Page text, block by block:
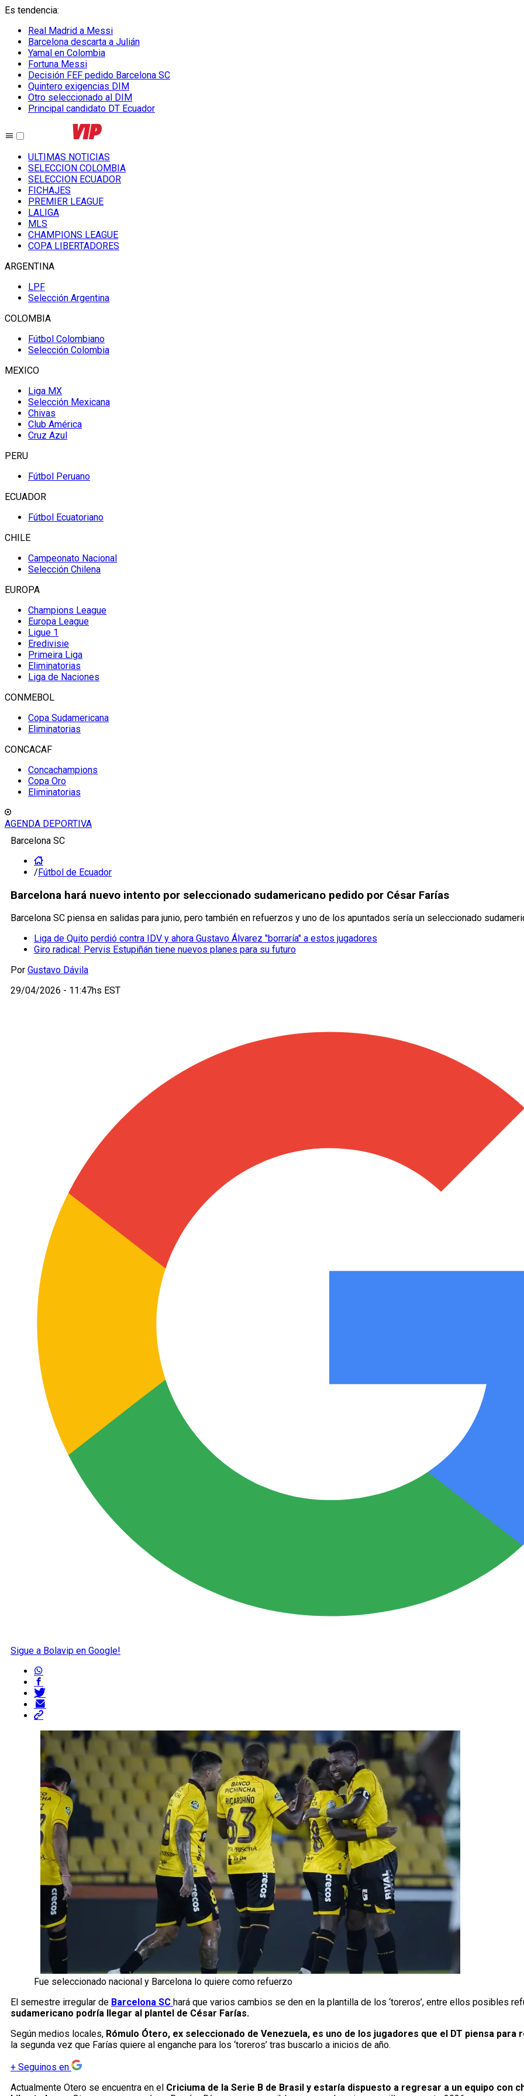
Es tendencia:
Real Madrid a Messi
Barcelona descarta a Julián
Yamal en Colombia
Fortuna Messi
Decisión FEF pedido Barcelona SC
Quintero exigencias DIM
Otro seleccionado al DIM
Principal candidato DT Ecuador
ULTIMAS NOTICIAS
SELECCION COLOMBIA
SELECCION ECUADOR
FICHAJES
PREMIER LEAGUE
LALIGA
MLS
CHAMPIONS LEAGUE
COPA LIBERTADORES
ARGENTINA
LPF
Selección Argentina
COLOMBIA
Fútbol Colombiano
Selección Colombia
MEXICO
Liga MX
Selección Mexicana
Chivas
Club América
Cruz Azul
PERU
Fútbol Peruano
ECUADOR
Fútbol Ecuatoriano
CHILE
Campeonato Nacional
Selección Chilena
EUROPA
Champions League
Europa League
Ligue 1
Eredivisie
Primeira Liga
Eliminatorias
Liga de Naciones
CONMEBOL
Copa Sudamericana
Eliminatorias
CONCACAF
Concachampions
Copa Oro
Eliminatorias
AGENDA DEPORTIVA
Barcelona SC
/Fútbol de Ecuador
Barcelona hará nuevo intento por seleccionado sudamericano pedido por César Farías
Barcelona SC piensa en salidas para junio, pero también en refuerzos y uno de los apuntados sería un seleccionado
Liga de Quito perdió contra IDV y ahora Gustavo Álvarez "borraría" a estos jugadores
Giro radical: Pervis Estupiñán tiene nuevos planes para su futuro
Por Gustavo Dávila
29/04/2026 - 11:47hs EST
Sigue a Bolavip en Google!
Fue seleccionado nacional y Barcelona lo quiere como refuerzo
El semestre irregular de Barcelona SC hará que varios cambios se den en la plantilla de los ‘toreros’, entre ellos posibles
sudamericano podría llegar al plantel de César Farías.
Según medios locales, Rómulo Ótero, ex seleccionado de Venezuela, es uno de los jugadores que el DT piensa
la segunda vez que Farías quiere al enganche para los ‘toreros’ tras buscarlo a inicios de año.
+ Seguinos en
Actualmente Otero se encuentra en el Criciuma de la Serie B de Brasil y estaría dispuesto a regresar a un equipo con